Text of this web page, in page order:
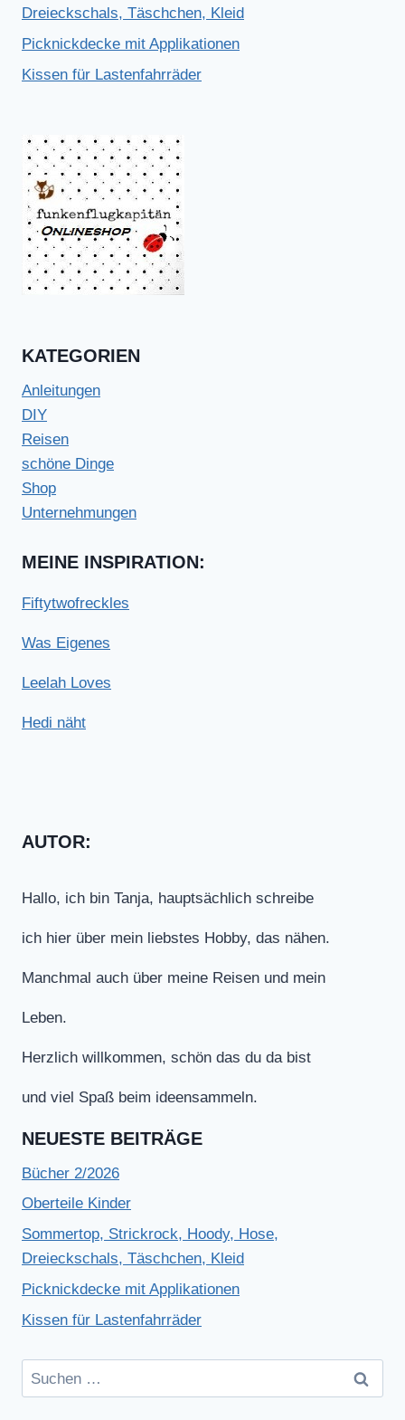
Dreieckschals, Täschchen, Kleid
Picknickdecke mit Applikationen
Kissen für Lastenfahrräder
KATEGORIEN
Anleitungen
DIY
Reisen
schöne Dinge
Shop
Unternehmungen
MEINE INSPIRATION:
Fiftytwofreckles
Was Eigenes
Leelah Loves
Hedi näht
AUTOR:
Hallo, ich bin Tanja, hauptsächlich schreibe
ich hier über mein liebstes Hobby, das nähen.
Manchmal auch über meine Reisen und mein
Leben.
Herzlich willkommen, schön das du da bist
und viel Spaß beim ideensammeln.
NEUESTE BEITRÄGE
Bücher 2/2026
Oberteile Kinder
Sommertop, Strickrock, Hoody, Hose,
Dreieckschals, Täschchen, Kleid
Picknickdecke mit Applikationen
Kissen für Lastenfahrräder
Suchen
nach: